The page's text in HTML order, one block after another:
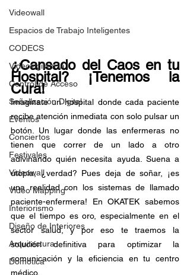
Videowall
Espacios de Trabajo Inteligentes
CODECS
Videovigilancia
Control de Acceso
Señalización Digital
Eventos
Conciertos
Festivales
Videowall
Video Mapping
Interiorismo
Diseño de Interiores
Arquitectura
Domótica
¿Cansado del Caos en tu
Hospital? ¡Tenemos la
Cura!
Imagínate un hospital donde cada paciente
recibe atención inmediata con solo pulsar un
botón. Un lugar donde las enfermeras no
tienen que correr de un lado a otro
adivinando quién necesita ayuda. Suena a
utopía, ¿verdad? Pues deja de soñar, ¡es
una realidad con los sistemas de llamado
paciente-enfermera! En OKATEK sabemos
que el tiempo es oro, especialmente en el
sector salud, y por eso te traemos la
solución definitiva para optimizar la
comunicación y la eficiencia en tu centro
médico.